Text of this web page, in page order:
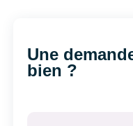
Une
bien ?